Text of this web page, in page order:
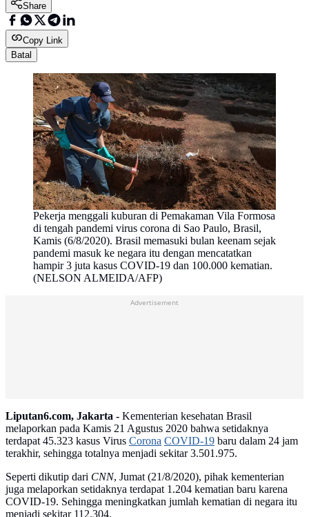
Share
Copy Link
Batal
Pekerja menggali kuburan di Pemakaman Vila Formosa
di tengah pandemi virus corona di Sao Paulo, Brasil,
Kamis (6/8/2020). Brasil memasuki bulan keenam sejak
pandemi masuk ke negara itu dengan mencatatkan
hampir 3 juta kasus COVID-19 dan 100.000 kematian.
(NELSON ALMEIDA/AFP)
Advertisement
Liputan6.com, Jakarta - Kementerian kesehatan Brasil
melaporkan pada Kamis 21 Agustus 2020 bahwa setidaknya
terdapat 45.323 kasus Virus Corona COVID-19 baru dalam 24 jam
terakhir, sehingga totalnya menjadi sekitar 3.501.975.
Seperti dikutip dari CNN, Jumat (21/8/2020), pihak kementerian
juga melaporkan setidaknya terdapat 1.204 kematian baru karena
COVID-19. Sehingga meningkatkan jumlah kematian di negara itu
menjadi sekitar 112.304.